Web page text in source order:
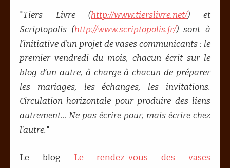
"Tiers Livre (http://www.tierslivre.net/) et
Scriptopolis (http://www.scriptopolis.fr/) sont à
l’initiative d’un projet de vases communicants : le
premier vendredi du mois, chacun écrit sur le
blog d’un autre, à charge à chacun de préparer
les mariages, les échanges, les invitations.
Circulation horizontale pour produire des liens
autrement… Ne pas écrire pour, mais écrire chez
l’autre."
Le blog Le rendez-vous des vases